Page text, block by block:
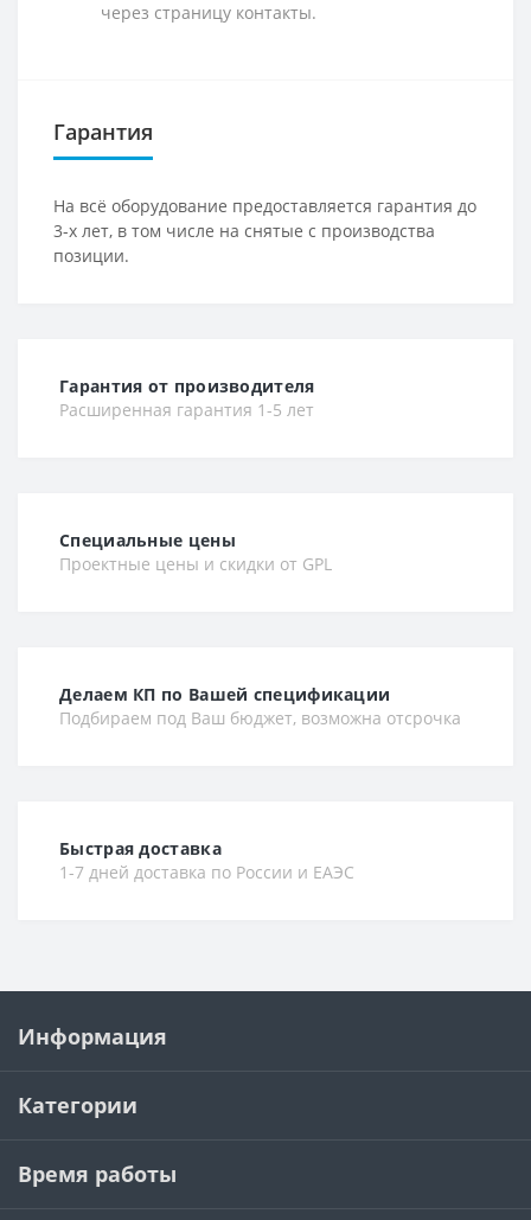
через страницу контакты.
Гарантия
На всё оборудование предоставляется гарантия до
3-х лет, в том числе на снятые с производства
позиции.
Гарантия от производителя
Расширенная гарантия 1-5 лет
Специальные цены
Проектные цены и скидки от GPL
Делаем КП по Вашей спецификации
Подбираем под Ваш бюджет, возможна отсрочка
Быстрая доставка
1-7 дней доставка по России и ЕАЭС
Информация
Категории
Время работы